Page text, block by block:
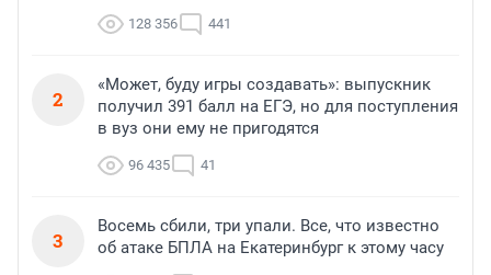
128 356 441
2
«Может, буду игры создавать»: выпускник
получил 391 балл на ЕГЭ, но для поступления
в вуз они ему не пригодятся
96 435 41
3
Восемь сбили, три упали. Все, что известно
об атаке БПЛА на Екатеринбург к этому часу